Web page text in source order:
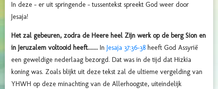
In deze - er uit springende - tussentekst spreekt God weer door
Jesaja!
Het zal gebeuren, zodra de Heere heel Zijn werk op de berg Sion en
in Jeruzalem voltooid heeft....... In Jesaja 37:36-38 heeft God Assyrië
een geweldige nederlaag bezorgd. Dat was in de tijd dat Hizkia
koning was. Zoals blijkt uit deze tekst zal de ultieme vergelding van
YHWH op deze minachting van de Allerhoogste, uiteindelijk